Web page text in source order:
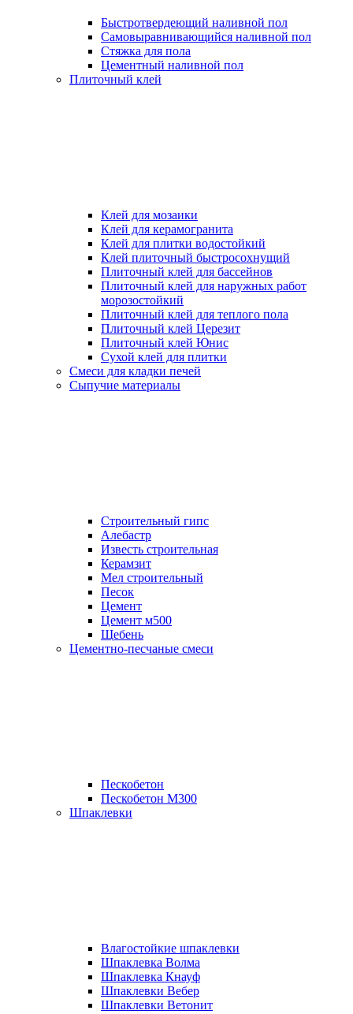
Быстротвердеющий наливной пол
Самовыравнивающийся наливной пол
Стяжка для пола
Цементный наливной пол
Плиточный клей
Клей для мозаики
Клей для керамогранита
Клей для плитки водостойкий
Клей плиточный быстросохнущий
Плиточный клей для бассейнов
Плиточный клей для наружных работ
морозостойкий
Плиточный клей для теплого пола
Плиточный клей Церезит
Плиточный клей Юнис
Сухой клей для плитки
Смеси для кладки печей
Сыпучие материалы
Строительный гипс
Алебастр
Известь строительная
Керамзит
Мел строительный
Песок
Цемент
Цемент м500
Щебень
Цементно-песчаные смеси
Пескобетон
Пескобетон М300
Шпаклевки
Влагостойкие шпаклевки
Шпаклевка Волма
Шпаклевка Кнауф
Шпаклевки Вебер
Шпаклевки Ветонит